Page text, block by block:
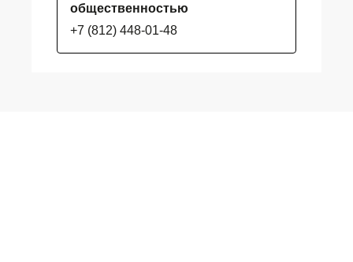
общественностью
+7 (812) 448-01-48